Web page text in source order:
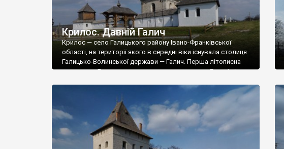
Крилос. Давній Галич
Крилос — село Галицького району Івано-Франківської
області, на території якого в середні віки існувала столиця
Галицько-Волинської держави — Галич. Перша літописна
згадка про Богородичну катедральну церкву в Галичі під
Ярослава Володимировича (Осмомисла), який у житті «к
церковному чину сам приходя и строя добре крилос»,
пов’язана з гіпотезою […]